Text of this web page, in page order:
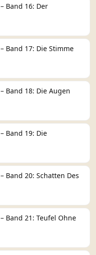
– Band 16: Der
– Band 17: Die Stimme
– Band 18: Die Augen
– Band 19: Die
– Band 20: Schatten Des
– Band 21: Teufel Ohne